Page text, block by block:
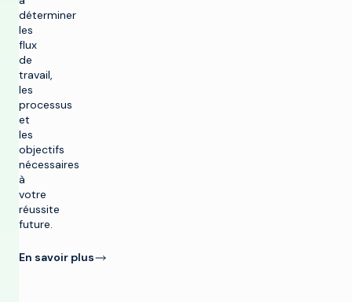
déterminer
les
flux
de
travail,
les
processus
et
les
objectifs
nécessaires
à
votre
réussite
future.
En savoir plus